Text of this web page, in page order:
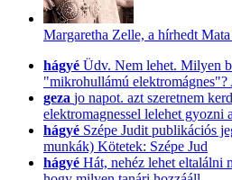
Margaretha Zelle, a hírhedt
hágyé Üdv. Nem lehet. Milyen
"mikrohullámú elektromágnes"?
geza jo napot. azt szeretnem
elektromagnessel lelehet gyozni a
hágyé Szépe Judit publikációs
munkák) Kötetek: Szépe Jud
hágyé Hát, nehéz lehet eltalálni